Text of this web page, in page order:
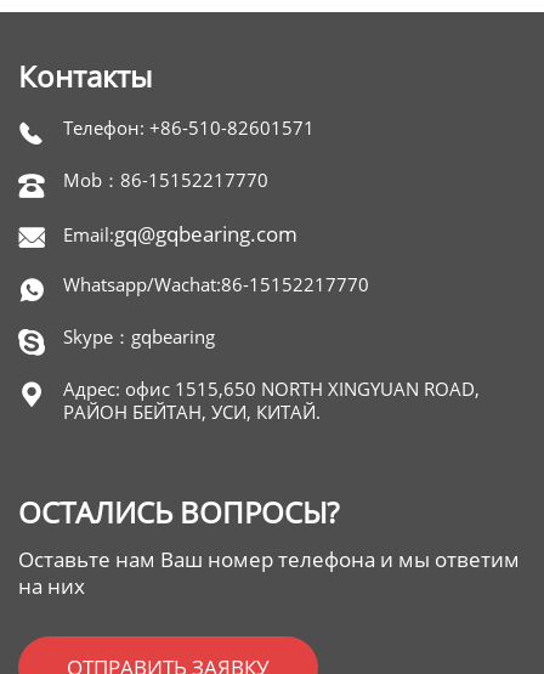
Контакты
 Телефон: +86-510-82601571
 Mob：86-15152217770
 Email:gq@gqbearing.com
 Whatsapp/Wachat:86-15152217770
 Skype：gqbearing

Адрес: офис 1515,650 NORTH XINGYUAN ROAD,
РАЙОН БЕЙТАН, УСИ, КИТАЙ.
ОСТАЛИСЬ ВОПРОСЫ?
Оставьте нам Ваш номер телефона и мы ответим
на них
ОТПРАВИТЬ ЗАЯВКУ